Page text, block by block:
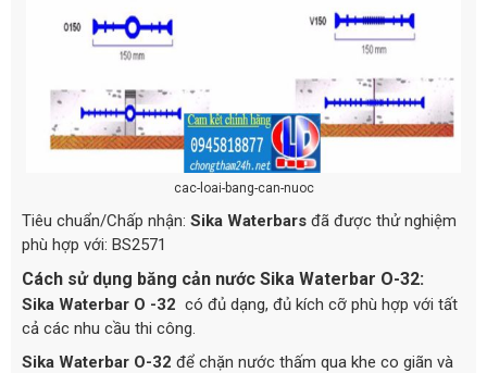
cac-loai-bang-can-nuoc
Tiêu chuẩn/Chấp nhận: Sika Waterbars đã được thử nghiệm
phù hợp với: BS2571
Cách sử dụng băng cản nước Sika Waterbar O-32:
Sika Waterbar O -32 có đủ dạng, đủ kích cỡ phù hợp với tất
cả các nhu cầu thi công.
Sika Waterbar O-32 để chặn nước thấm qua khe co giãn và